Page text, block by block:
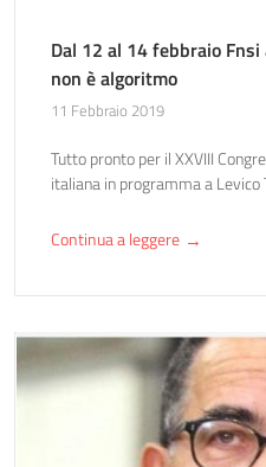
Dal 12 al 14 febbraio
non è algoritmo
11 Febbraio 2019
Tutto pronto per il XXVIII
italiana in programma a Levico
Continua a leggere →